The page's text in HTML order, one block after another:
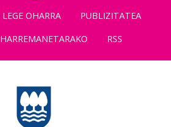
LEGE OHARRA
PUBLIZITATEA
HARREMANETARAKO RSS